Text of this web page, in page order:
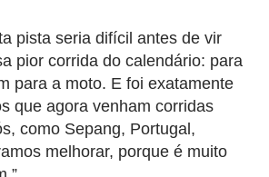
pista seria difícil antes de vir
pior corrida do calendário: para
para a moto. E foi exatamente
que agora venham corridas
como Sepang, Portugal,
melhorar, porque é muito